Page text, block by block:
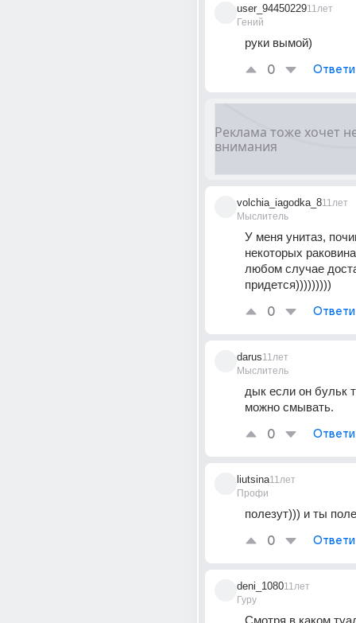
user_94450229
Гений
11лет
руки вымой)
0
volchia_iagodka_8
Мыслитель
11лет
У меня унитаз,
некоторых
любом случае
придется)))))))))
0
darus
Мыслитель
11лет
дык если он бульк
можно смывать.
0
liutsina
Профи
11лет
полезут))) и ты
0
deni_1080
Гуру
11лет
Смотря в каком